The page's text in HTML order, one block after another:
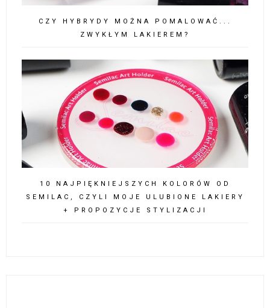
CZY HYBRYDY MOŻNA POMALOWAĆ...
ZWYKŁYM LAKIEREM?
10 NAJPIĘKNIEJSZYCH KOLORÓW OD
SEMILAC, CZYLI MOJE ULUBIONE LAKIERY
+ PROPOZYCJE STYLIZACJI